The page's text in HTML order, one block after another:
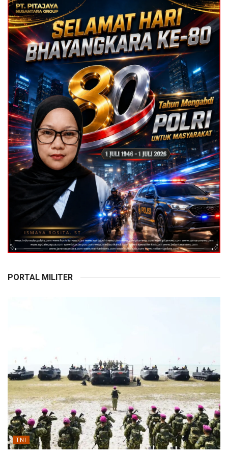
PORTAL MILITER
TNI